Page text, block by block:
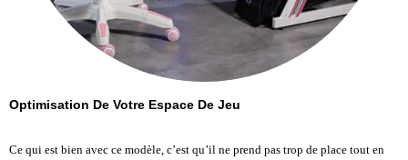
Optimisation De Votre Espace De Jeu
Ce qui est bien avec ce modèle, c’est qu’il ne prend pas trop de place tout en